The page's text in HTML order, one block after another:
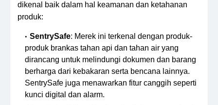
dikenal baik dalam hal keamanan dan ketahanan
produk:
SentrySafe: Merek ini terkenal dengan produk-
produk brankas tahan api dan tahan air yang
dirancang untuk melindungi dokumen dan barang
berharga dari kebakaran serta bencana lainnya.
SentrySafe juga menawarkan fitur canggih seperti
kunci digital dan alarm.